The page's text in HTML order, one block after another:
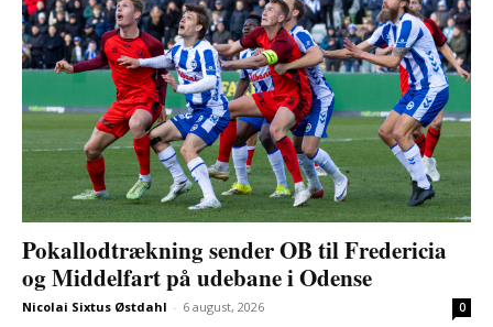
Pokallodtrækning sender OB til Fredericia
og Middelfart på udebane i Odense
Nicolai Sixtus Østdahl - 6 august, 2026 0